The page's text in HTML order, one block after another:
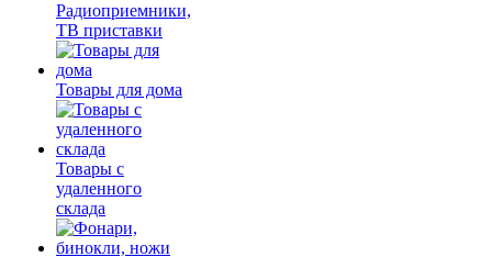
Радиоприемники,
ТВ приставки
Товары для дома
Товары с
удаленного
склада